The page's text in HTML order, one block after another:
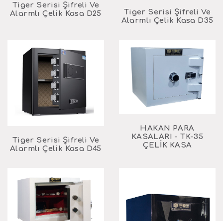
Tiger Serisi Şifreli Ve
Alarmlı Çelik Kasa D25
Tiger Serisi Şifreli Ve
Alarmlı Çelik Kasa D35
Tiger Serisi Şifreli Ve
Alarmlı Çelik Kasa D45
HAKAN PARA
KASALARI - TK-35
ÇELİK KASA